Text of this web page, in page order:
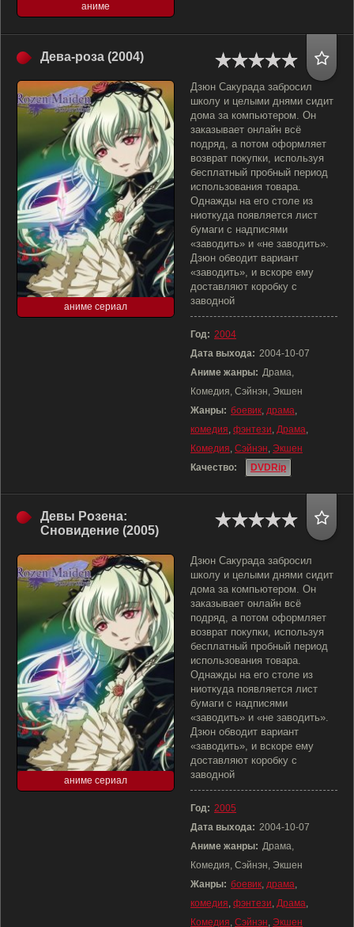
аниме
Дева-роза (2004)
аниме сериал
Дзюн Сакурада забросил
школу и целыми днями сидит
дома за компьютером. Он
заказывает онлайн всё
подряд, а потом оформляет
возврат покупки, используя
бесплатный пробный период
использования товара.
Однажды на его столе из
ниоткуда появляется лист
бумаги с надписями
«заводить» и «не заводить».
Дзюн обводит вариант
«заводить», и вскоре ему
доставляют коробку с
заводной
Год: 2004
Дата выхода: 2004-10-07
Аниме жанры: Драма,
Комедия, Сэйнэн, Экшен
Жанры: боевик, драма,
комедия, фэнтези, Драма,
Комедия, Сэйнэн, Экшен
Качество:
DVDRip
Девы Розена:
Сновидение (2005)
аниме сериал
Дзюн Сакурада забросил
школу и целыми днями сидит
дома за компьютером. Он
заказывает онлайн всё
подряд, а потом оформляет
возврат покупки, используя
бесплатный пробный период
использования товара.
Однажды на его столе из
ниоткуда появляется лист
бумаги с надписями
«заводить» и «не заводить».
Дзюн обводит вариант
«заводить», и вскоре ему
доставляют коробку с
заводной
Год: 2005
Дата выхода: 2004-10-07
Аниме жанры: Драма,
Комедия, Сэйнэн, Экшен
Жанры: боевик, драма,
комедия, фэнтези, Драма,
Комедия, Сэйнэн, Экшен